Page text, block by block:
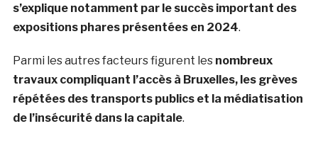
s’explique notamment par le succès important des
expositions phares présentées en 2024.
Parmi les autres facteurs figurent les nombreux
travaux compliquant l’accès à Bruxelles, les grèves
répétées des transports publics et la médiatisation
de l’insécurité dans la capitale.